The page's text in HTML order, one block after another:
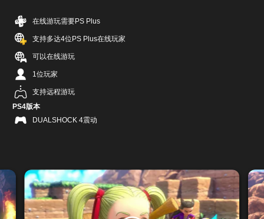
在线游玩需要PS Plus
支持多达4位PS Plus在线玩家
可以在线游玩
1位玩家
支持远程游玩
PS4版本
DUALSHOCK 4震动